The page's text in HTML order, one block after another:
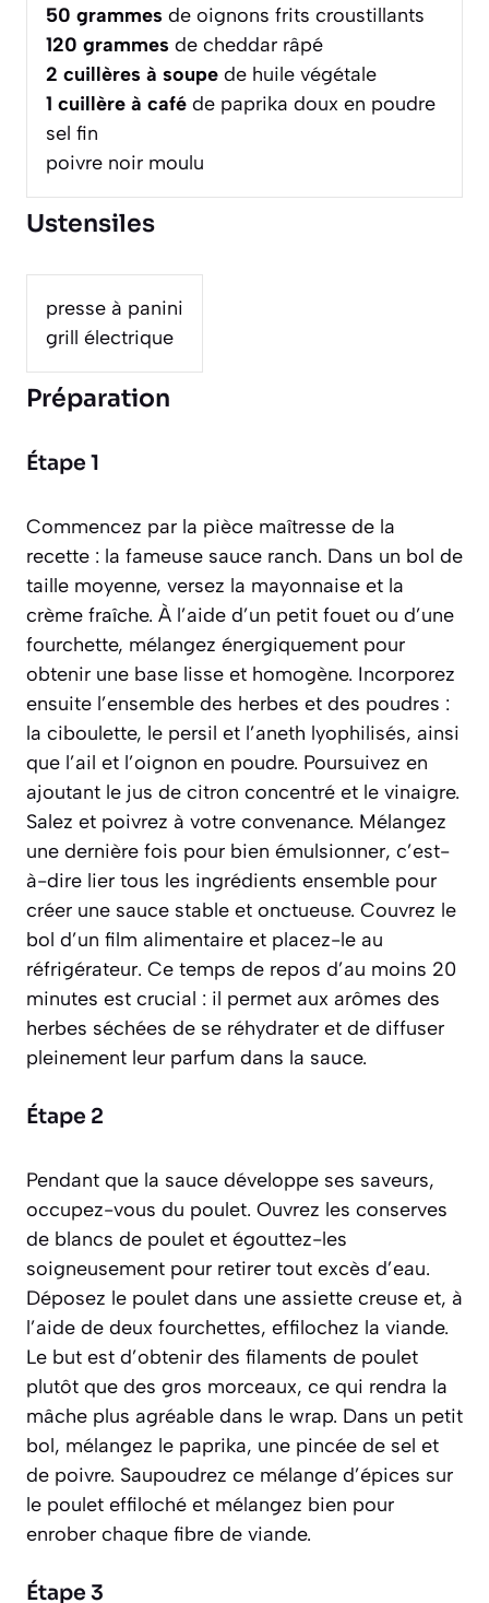
50 grammes de oignons frits croustillants
120 grammes de cheddar râpé
2 cuillères à soupe de huile végétale
1 cuillère à café de paprika doux en poudre
sel fin
poivre noir moulu
Ustensiles
presse à panini
grill électrique
Préparation
Étape 1
Commencez par la pièce maîtresse de la
recette : la fameuse sauce ranch. Dans un bol de
taille moyenne, versez la mayonnaise et la
crème fraîche. À l’aide d’un petit fouet ou d’une
fourchette, mélangez énergiquement pour
obtenir une base lisse et homogène. Incorporez
ensuite l’ensemble des herbes et des poudres :
la ciboulette, le persil et l’aneth lyophilisés, ainsi
que l’ail et l’oignon en poudre. Poursuivez en
ajoutant le jus de citron concentré et le vinaigre.
Salez et poivrez à votre convenance. Mélangez
une dernière fois pour bien émulsionner, c’est-
à-dire lier tous les ingrédients ensemble pour
créer une sauce stable et onctueuse. Couvrez le
bol d’un film alimentaire et placez-le au
réfrigérateur. Ce temps de repos d’au moins 20
minutes est crucial : il permet aux arômes des
herbes séchées de se réhydrater et de diffuser
pleinement leur parfum dans la sauce.
Étape 2
Pendant que la sauce développe ses saveurs,
occupez-vous du poulet. Ouvrez les conserves
de blancs de poulet et égouttez-les
soigneusement pour retirer tout excès d’eau.
Déposez le poulet dans une assiette creuse et, à
l’aide de deux fourchettes, effilochez la viande.
Le but est d’obtenir des filaments de poulet
plutôt que des gros morceaux, ce qui rendra la
mâche plus agréable dans le wrap. Dans un petit
bol, mélangez le paprika, une pincée de sel et
de poivre. Saupoudrez ce mélange d’épices sur
le poulet effiloché et mélangez bien pour
enrober chaque fibre de viande.
Étape 3